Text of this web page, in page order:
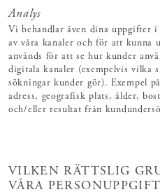
Analys
Vi behandlar även dina uppgifter i
av våra kanaler och för att kunna
används för att se hur kunder
digitala kanaler (exempelvis vilka
sökningar kunder gör). Exempel
adress, geografisk plats, ålder,
och/eller resultat från
VILKEN RÄTTSLIG
VÅRA